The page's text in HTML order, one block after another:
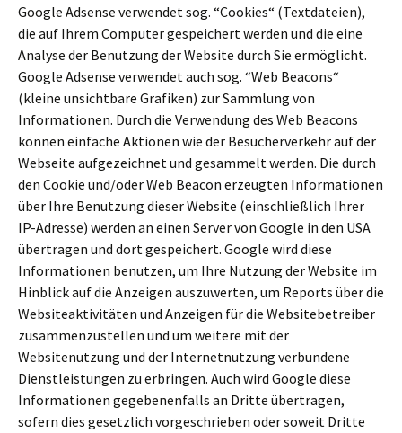
Google Adsense verwendet sog. “Cookies“ (Textdateien),
die auf Ihrem Computer gespeichert werden und die eine
Analyse der Benutzung der Website durch Sie ermöglicht.
Google Adsense verwendet auch sog. “Web Beacons“
(kleine unsichtbare Grafiken) zur Sammlung von
Informationen. Durch die Verwendung des Web Beacons
können einfache Aktionen wie der Besucherverkehr auf der
Webseite aufgezeichnet und gesammelt werden. Die durch
den Cookie und/oder Web Beacon erzeugten Informationen
über Ihre Benutzung dieser Website (einschließlich Ihrer
IP-Adresse) werden an einen Server von Google in den USA
übertragen und dort gespeichert. Google wird diese
Informationen benutzen, um Ihre Nutzung der Website im
Hinblick auf die Anzeigen auszuwerten, um Reports über die
Websiteaktivitäten und Anzeigen für die Websitebetreiber
zusammenzustellen und um weitere mit der
Websitenutzung und der Internetnutzung verbundene
Dienstleistungen zu erbringen. Auch wird Google diese
Informationen gegebenenfalls an Dritte übertragen,
sofern dies gesetzlich vorgeschrieben oder soweit Dritte